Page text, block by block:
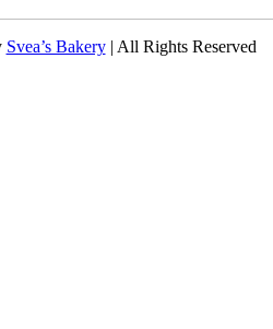
Svea’s Bakery| All Rights Reserved